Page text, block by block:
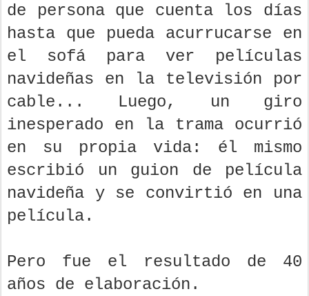
de persona que cuenta los días
hasta que pueda acurrucarse en
el sofá para ver películas
navideñas en la televisión por
cable... Luego, un giro
inesperado en la trama ocurrió
en su propia vida: él mismo
escribió un guion de película
navideña y se convirtió en una
película.
Pero fue el resultado de 40
años de elaboración.